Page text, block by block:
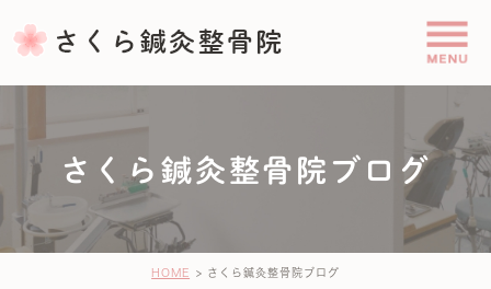
さくら鍼灸整骨院ブログ
HOME さくら鍼灸整骨院ブログ